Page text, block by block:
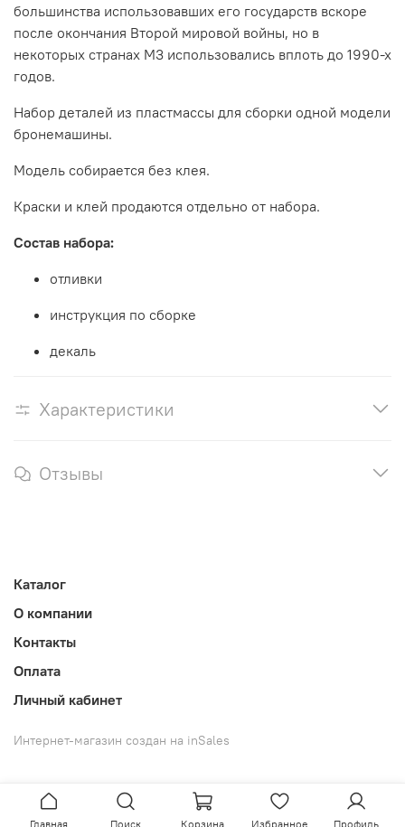
большинства использовавших его государств вскоре
после окончания Второй мировой войны, но в
некоторых странах M3 использовались вплоть до 1990-х
годов.
Набор деталей из пластмассы для сборки одной модели
бронемашины.
Модель собирается без клея.
Краски и клей продаются отдельно от набора.
Состав набора:
отливки
инструкция по сборке
декаль
Характеристики
Отзывы
Каталог
О компании
Контакты
Оплата
Личный кабинет
Интернет-магазин создан на inSales
Главная Поиск Корзина Избранное Профиль